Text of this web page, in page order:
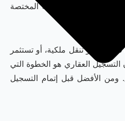
العقاري لدى الجهة المختصة
دبي، أو تنقل ملكية، أو تستثمر
العقاري هو الخطوة التي
ومن الأفضل قبل إتمام التسجيل